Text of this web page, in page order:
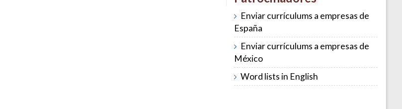
Enviar currículums a empresas de
España
Enviar currículums a empresas de
México
Word lists in English